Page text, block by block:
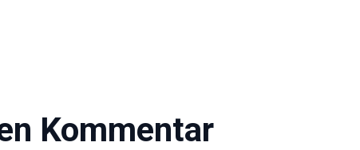
Kommentar